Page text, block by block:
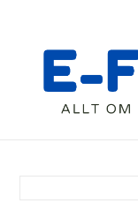
content